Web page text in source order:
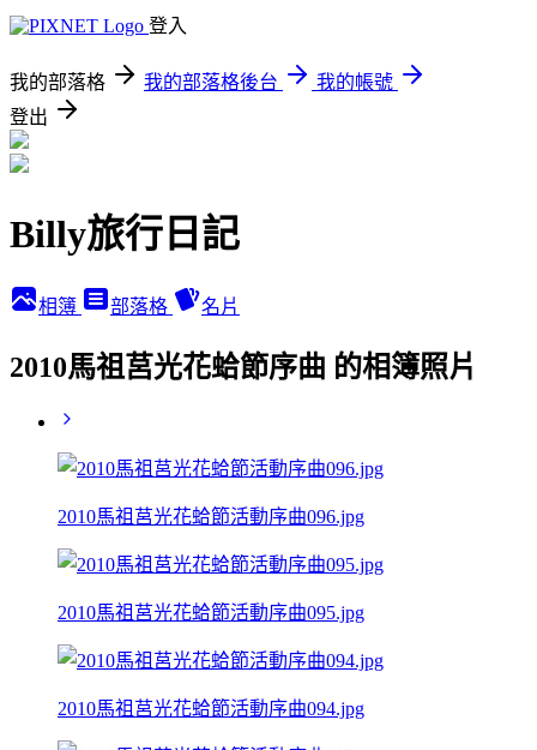
登入
我的部落格 我的部落格後台
我的帳號
登出
Billy旅行日記
相簿 部落格 名片
2010馬祖莒光花蛤節序曲 的相簿照片
2010馬祖莒光花蛤節活動序曲096.jpg
2010馬祖莒光花蛤節活動序曲095.jpg
2010馬祖莒光花蛤節活動序曲094.jpg